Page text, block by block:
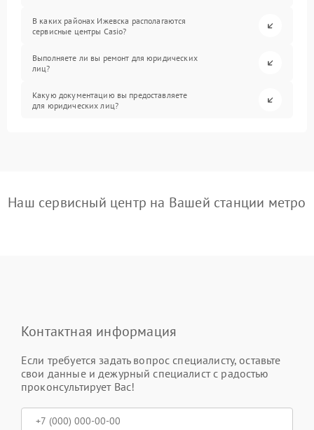
В каких районах Ижевска располагаются
сервисные центры Casio?
Выполняете ли вы ремонт для юридических
лиц?
Какую документацию вы предоставляете
для юридических лиц?
Наш сервисный центр на Вашей станции метро
Контактная информация
Если требуется задать вопрос специалисту, оставьте
свои данные и дежурный специалист с радостью
проконсультирует Вас!